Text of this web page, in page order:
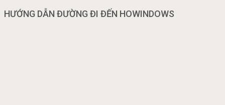
HƯỚNG DẪN ĐƯỜNG ĐI ĐẾN HOWINDOWS